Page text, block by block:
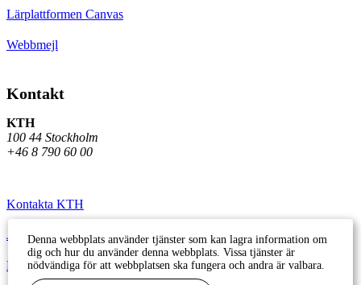
Lärplattformen Canvas
Webbmejl
Kontakt
KTH
100 44 Stockholm
+46 8 790 60 00
Kontakta KTH
Jobba på KTH
Press och media
Denna webbplats använder tjänster som kan lagra information om
dig och hur du använder denna webbplats. Vissa tjänster är
nödvändiga för att webbplatsen ska fungera och andra är valbara.